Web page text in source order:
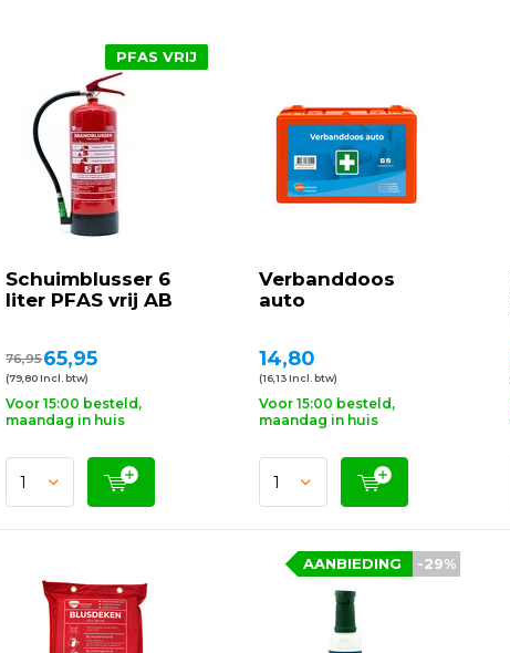
Schuimblusser 6
liter PFAS vrij AB
PFAS VRIJ
76,9565,95
(79,80 Incl. btw)
Voor 15:00 besteld,
maandag in huis
Verbanddoos
auto
14,80
(16,13 Incl. btw)
Voor 15:00 besteld,
maandag in huis
-29%
AANBIEDING